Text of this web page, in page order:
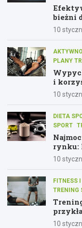
bieżni
10
PLANY
i
10
DIETA
SPORT
rynku:
10
FITNESS
TRENING
10